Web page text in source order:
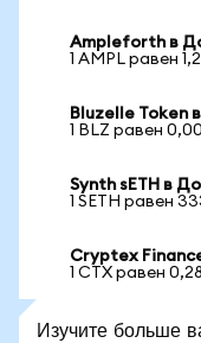
Ampleforth в
1 AMPL равен
Bluzelle
1 BLZ равен
Synth sETH в
1 SETH равен
Cryptex
1 CTX равен
Изучите больше